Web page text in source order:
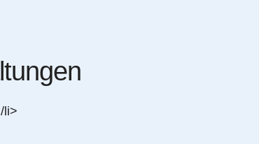
li>